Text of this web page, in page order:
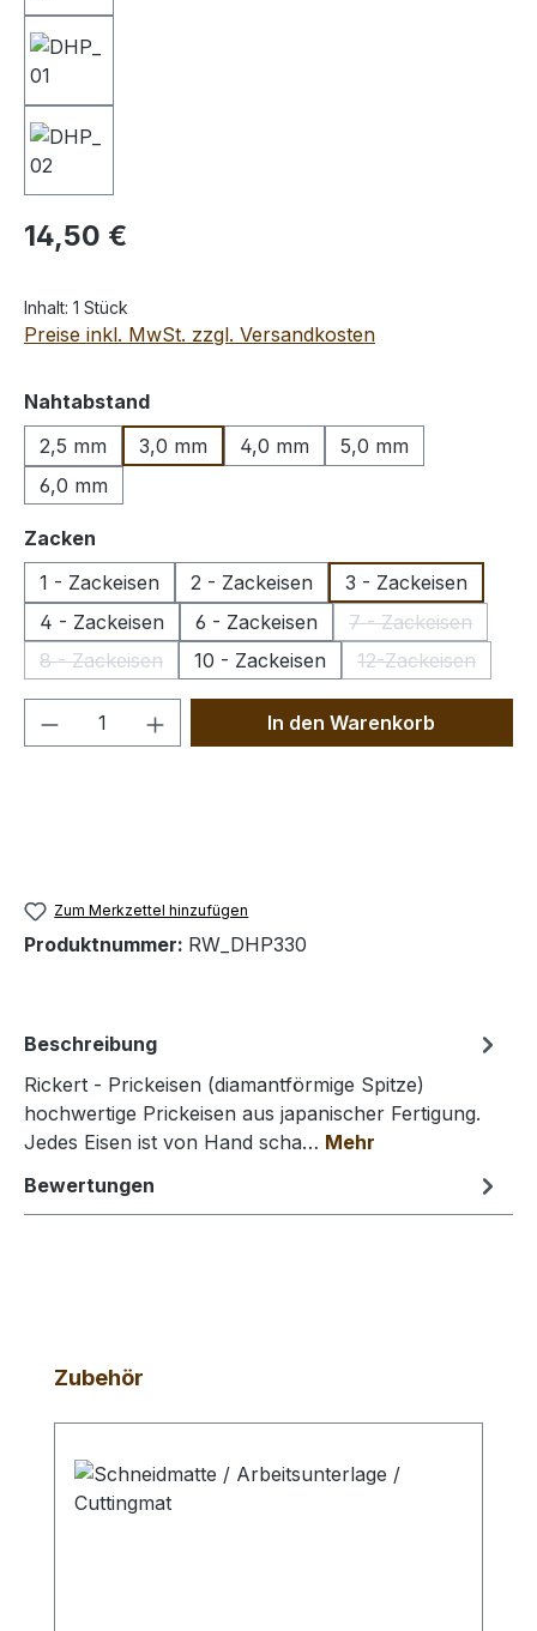
Regulärer Preis:
14,50 €
Inhalt: 1 Stück
Preise inkl. MwSt. zzgl. Versandkosten
Nahtabstandauswählen
2,5 mm
3,0 mm 4,0 mm
5,0 mm
6,0 mm
Zacken
1 - Zackeisen
2 - Zackeisen
3 - Zackeisen
4 - Zackeisen
6 - Zackeisen 7 - Zackeisen
(Diese Option
8 - Zackeisen
(Diese Option ist zurzeit nicht verfügbar.)
10 - Zackeisen 12-Zackeisen
(Diese Option
Produkt Anzahl: Gib denIn den Warenkorb
Zum Merkzettel hinzufügen
Produktnummer: RW_DHP330
Beschreibung
Rickert - Prickeisen (diamantförmige Spitze)
hochwertige Prickeisen aus japanischer Fertigung.
Jedes Eisen ist von Hand scha… Mehr
Bewertungen
Produktgalerie überspringen
Zubehör